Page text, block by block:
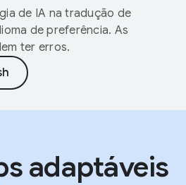
de IA na tradução de
de preferência. As
ter erros.
adaptáveis